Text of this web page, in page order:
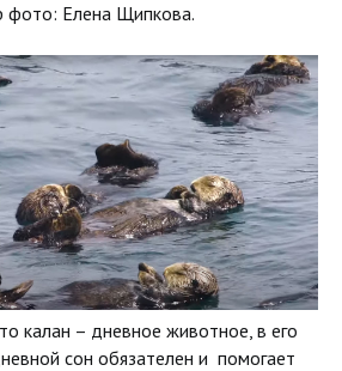
фото: Елена Щипкова.
калан – дневное животное, в его
сон обязателен и помогает